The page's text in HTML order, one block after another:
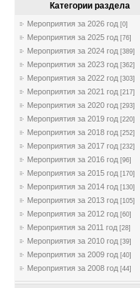
Категории раздела
Мероприятия за 2026 год [0]
Мероприятия за 2025 год [76]
Мероприятия за 2024 год [389]
Мероприятия за 2023 год [362]
Мероприятия за 2022 год [303]
Мероприятия за 2021 год [217]
Мероприятия за 2020 год [293]
Мероприятия за 2019 год [220]
Мероприятия за 2018 год [252]
Мероприятия за 2017 год [232]
Мероприятия за 2016 год [96]
Мероприятия за 2015 год [170]
Мероприятия за 2014 год [130]
Мероприятия за 2013 год [105]
Мероприятия за 2012 год [60]
Мероприятия за 2011 год [28]
Мероприятия за 2010 год [39]
Мероприятия за 2009 год [40]
Мероприятия за 2008 год [44]